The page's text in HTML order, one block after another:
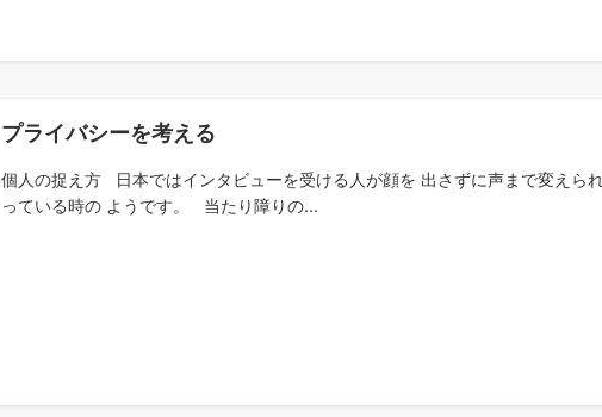
プライバシーを考える
個人の捉え方 日本ではインタビューを受ける人が顔を 出さずに声まで変え
っている時の ようです。 当たり障りの...